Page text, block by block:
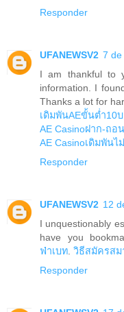
Responder
UFANEWSV2 7 de
I am thankful to
information. I
Thanks a lot for
เดิมพันAEขั้นต่ำ10
AE Casinoฝาก-ถอ
AE Casinoเดิมพันไ
Responder
UFANEWSV2 12
I unquestionably
have you
ฟ่าเบท วิธีสมัครสม
Responder